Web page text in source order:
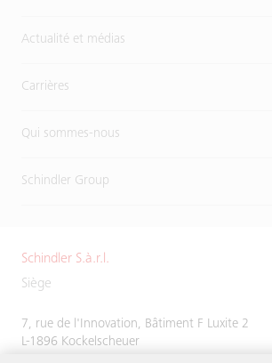
Actualité et médias
Carrières
Qui sommes-nous
Schindler Group
Schindler S.à.r.l.
Siège
7, rue de l'Innovation, Bâtiment F Luxite 2
L-1896 Kockelscheuer